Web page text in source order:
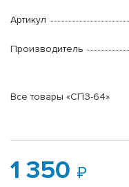
Артикул
Производитель
Все товары «СПЗ-64»
1 350